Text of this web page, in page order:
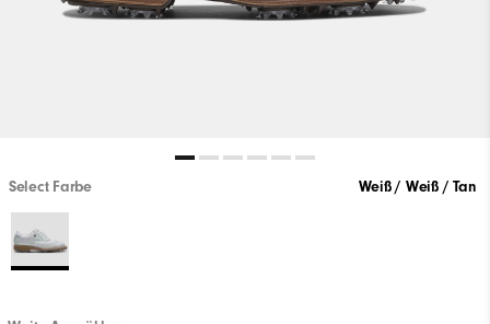
Select Farbe Weiß / Weiß / Tan